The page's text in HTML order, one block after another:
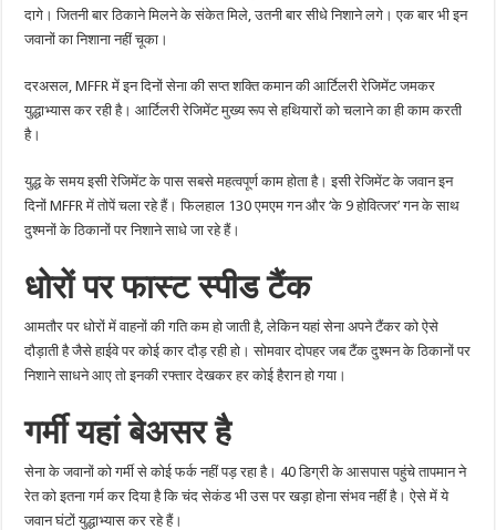
दागे। जितनी बार ठिकाने मिलने के संकेत मिले, उतनी बार सीधे निशाने लगे। एक बार भी इन
जवानों का निशाना नहीं चूका।
दरअसल, MFFR में इन दिनों सेना की सप्त शक्ति कमान की आर्टिलरी रेजिमेंट जमकर
युद्धाभ्यास कर रही है। आर्टिलरी रेजिमेंट मुख्य रूप से हथियारों को चलाने का ही काम करती
है।
युद्ध के समय इसी रेजिमेंट के पास सबसे महत्वपूर्ण काम होता है। इसी रेजिमेंट के जवान इन
दिनों MFFR में तोपें चला रहे हैं। फिलहाल 130 एमएम गन और ‘के 9 होवित्जर’ गन के साथ
दुश्मनों के ठिकानों पर निशाने साधे जा रहे हैं।
धोरों पर फास्ट स्पीड टैंक
आमतौर पर धोरों में वाहनों की गति कम हो जाती है, लेकिन यहां सेना अपने टैंकर को ऐसे
दौड़ाती है जैसे हाईवे पर कोई कार दौड़ रही हो। सोमवार दोपहर जब टैंक दुश्मन के ठिकानों पर
निशाने साधने आए तो इनकी रफ्तार देखकर हर कोई हैरान हो गया।
गर्मी यहां बेअसर है
सेना के जवानों को गर्मी से कोई फर्क नहीं पड़ रहा है। 40 डिग्री के आसपास पहुंचे तापमान ने
रेत को इतना गर्म कर दिया है कि चंद सेकंड भी उस पर खड़ा होना संभव नहीं है। ऐसे में ये
जवान घंटों युद्धाभ्यास कर रहे हैं।